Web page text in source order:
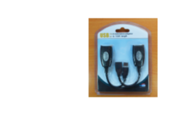
Кабелі
Компакт-
Всі розділи